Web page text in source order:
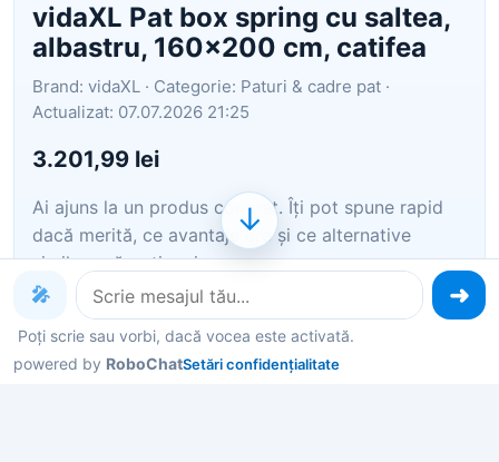
vidaXL Pat box spring cu saltea,
albastru, 160x200 cm, catifea
Brand: vidaXL · Categorie: Paturi & cadre pat ·
Actualizat: 07.07.2026 21:25
3.201,99 lei
Ai ajuns la un produs concret. Îți pot spune rapid
dacă merită, ce avantaje are și ce alternative
similare găsești mai ușor.
Pe scurt: Folosește acest pat cu arcuri pentru a te
bucura de un somn odihnitor! Îți oferă relaxare
maximă și un somn plăcut. Material moale și
🎤
Poți scrie sau vorbi, dacă vocea este activată.
powered by RoboChatSetări confidențialitate
↓